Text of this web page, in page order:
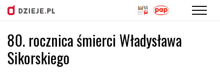
Przejdź
do
80. rocznica śmierci Władysława
Sikorskiego